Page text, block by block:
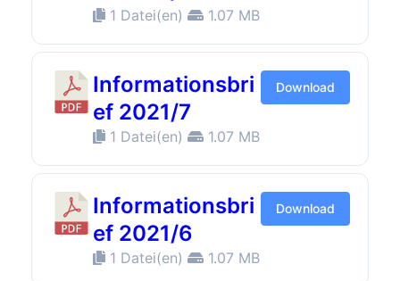
1 Datei(en) 1.07 MB
Informationsbri
ef 2021/7
1 Datei(en) 1.07 MB
Download
Informationsbri
ef 2021/6
1 Datei(en) 1.07 MB
Download